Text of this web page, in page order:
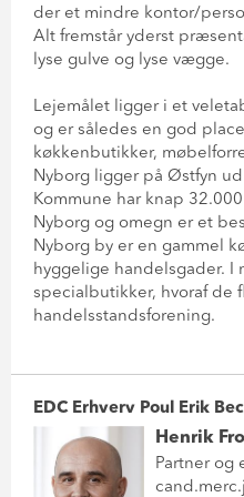
der et mindre kontor/
Alt fremstår yderst
lyse gulve og lyse vægge.
Lejemålet ligger i et
og er således en god
køkkenbutikker,
Nyborg ligger på Østfyn
Kommune har knap
Nyborg og omegn er et
Nyborg by er en gammel
hyggelige handelsgader. I
specialbutikker, hvoraf de
handelsstandsforening.
EDC Erhverv Poul Erik
Henrik
Partner og